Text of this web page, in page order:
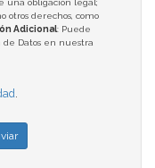
otros derechos, como
Adicional: Puede
Datos en nuestra